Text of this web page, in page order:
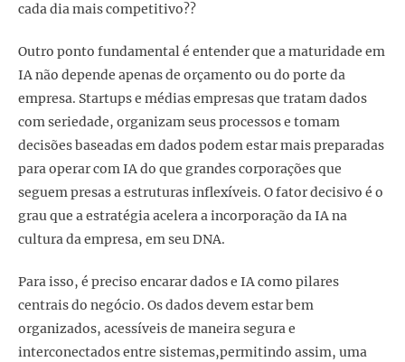
cada dia mais competitivo??
Outro ponto fundamental é entender que a maturidade em
IA não depende apenas de orçamento ou do porte da
empresa. Startups e médias empresas que tratam dados
com seriedade, organizam seus processos e tomam
decisões baseadas em dados podem estar mais preparadas
para operar com IA do que grandes corporações que
seguem presas a estruturas inflexíveis. O fator decisivo é o
grau que a estratégia acelera a incorporação da IA na
cultura da empresa, em seu DNA.
Para isso, é preciso encarar dados e IA como pilares
centrais do negócio. Os dados devem estar bem
organizados, acessíveis de maneira segura e
interconectados entre sistemas,permitindo assim, uma